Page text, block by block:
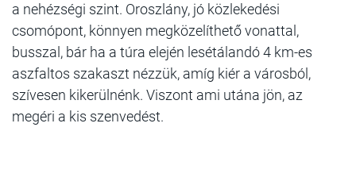
a nehézségi szint. Oroszlány, jó közlekedési
csomópont, könnyen megközelíthető vonattal,
busszal, bár ha a túra elején lesétálandó 4 km-es
aszfaltos szakaszt nézzük, amíg kiér a városból,
szívesen kikerülnénk. Viszont ami utána jön, az
megéri a kis szenvedést.